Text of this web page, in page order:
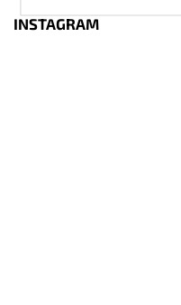
INSTAGRAM